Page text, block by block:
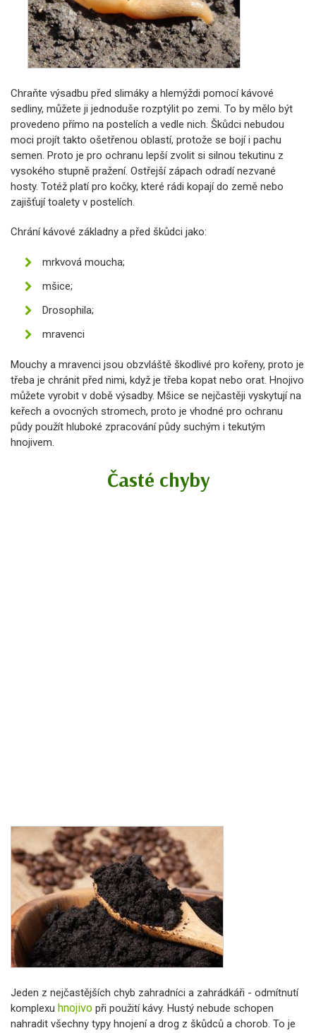
Chraňte výsadbu před slimáky a hlemýždi pomocí kávové
sedliny, můžete ji jednoduše rozptýlit po zemi. To by mělo být
provedeno přímo na postelích a vedle nich. Škůdci nebudou
moci projít takto ošetřenou oblastí, protože se bojí i pachu
semen. Proto je pro ochranu lepší zvolit si silnou tekutinu z
vysokého stupně pražení. Ostřejší zápach odradí nezvané
hosty. Totéž platí pro kočky, které rádi kopají do země nebo
zajišťují toalety v postelích.
Chrání kávové základny a před škůdci jako:
mrkvová moucha;
mšice;
Drosophila;
mravenci
Mouchy a mravenci jsou obzvláště škodlivé pro kořeny, proto je
třeba je chránit před nimi, když je třeba kopat nebo orat. Hnojivo
můžete vyrobit v době výsadby. Mšice se nejčastěji vyskytují na
keřech a ovocných stromech, proto je vhodné pro ochranu
půdy použít hluboké zpracování půdy suchým i tekutým
hnojivem.
Časté chyby
Jeden z nejčastějších chyb zahradníci a zahrádkáři - odmítnutí
komplexu hnojivo při použití kávy. Hustý nebude schopen
nahradit všechny typy hnojení a drog z škůdců a chorob. To je